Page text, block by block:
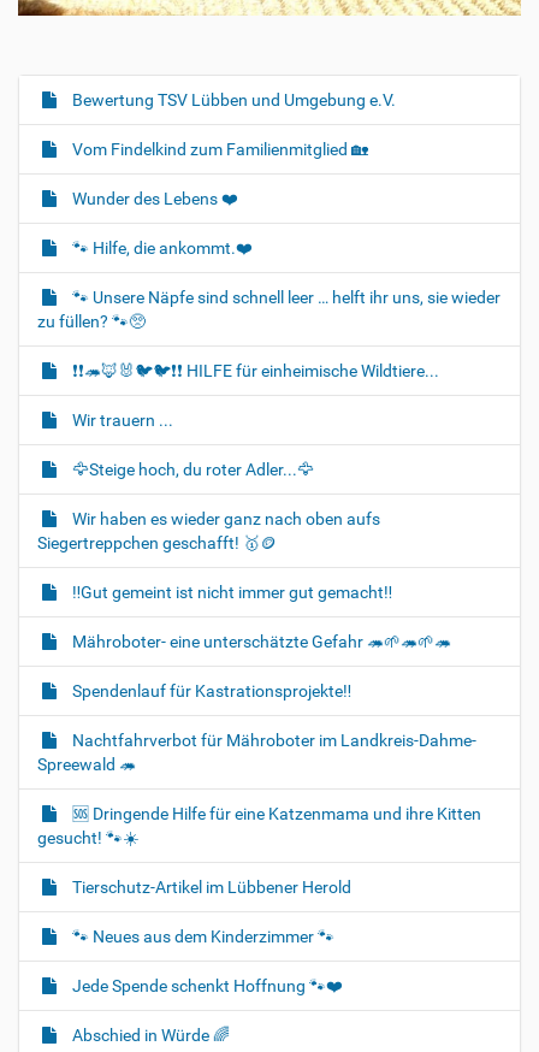
N
a
v
g
a
t
i
o
n
Bewertung TSV Lübben und Umgebung e.V.
Vom Findelkind zum Familienmitglied 🏡
Wunder des Lebens ❤️
🐾 Hilfe, die ankommt.❤️
🐾 Unsere Näpfe sind schnell leer … helft ihr uns, sie wieder
zu füllen? 🐾🥺
❗❗🦔🦊🐰🐦‍🐦❗❗ HILFE für einheimische Wildtiere...
Wir trauern ...
🦅Steige hoch, du roter Adler...🦅
Wir haben es wieder ganz nach oben aufs
Siegertreppchen geschafft! 🥇🪙
‼️Gut gemeint ist nicht immer gut gemacht‼️
Mähroboter- eine unterschätzte Gefahr 🦔🌱🦔🌱🦔
Spendenlauf für Kastrationsprojekte‼️
Nachtfahrverbot für Mähroboter im Landkreis-Dahme-
Spreewald 🦔
🆘️ Dringende Hilfe für eine Katzenmama und ihre Kitten
gesucht! 🐾☀️
Tierschutz-Artikel im Lübbener Herold
🐾 Neues aus dem Kinderzimmer 🐾
Jede Spende schenkt Hoffnung 🐾❤️
Abschied in Würde 🌈